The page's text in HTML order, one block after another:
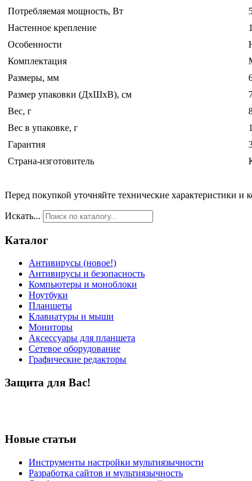
Потребляемая мощность, Вт
Настенное крепление
Особенности
Комплектация
Размеры, мм
Размер упаковки (ДхШхВ), см
Вес, г
Вес в упаковке, г
Гарантия
Страна-изготовитель
Перед покупкой уточняйте технические характеристики и
Искать...
Каталог
Антивирусы (новое!)
Антивирусы и безопасность
Компьютеры и моноблоки
Ноутбуки
Планшеты
Клавиатуры и мыши
Мониторы
Аксессуары для планшета
Сетевое оборудование
Графические редакторы
Защита для Вас!
Новые статьи
Инструменты настройки мультиязычности
Разработка сайтов и мультиязычность